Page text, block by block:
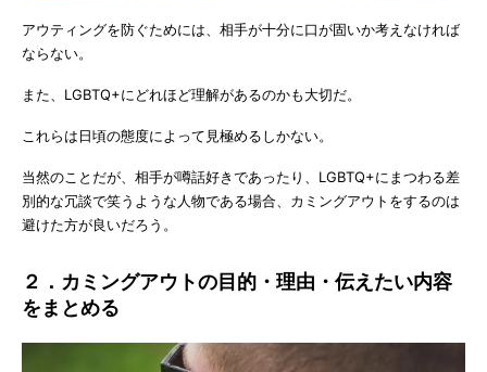
アウティングを防ぐためには、相手が十分に口が固いか考えなければ
ならない。
また、LGBTQ+にどれほど理解があるのかも大切だ。
これらは日頃の態度によって見極めるしかない。
当然のことだが、相手が噂話好きであったり、LGBTQ+にまつわる差
別的な冗談で笑うような人物である場合、カミングアウトをするのは
避けた方が良いだろう。
２．カミングアウトの目的・理由・伝えたい内容
をまとめる